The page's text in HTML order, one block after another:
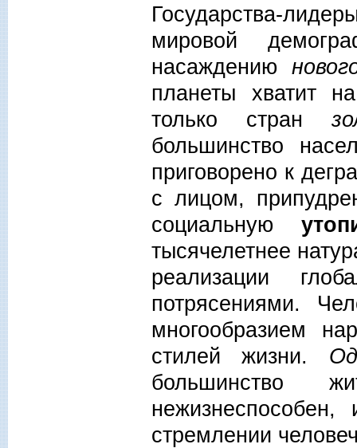
Государства-
мировой
насаждению
планеты хватит
только стран
большинство
приговорено к
с лицом,
социальную
тысячелетнее
реализации
потрясениями.
многообразием
стилей жизни.
большинство
стремлении